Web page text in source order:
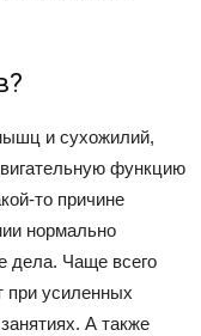
и сухожилий,
функцию
то причине
нормально
дела. Чаще всего
при усиленных
А также